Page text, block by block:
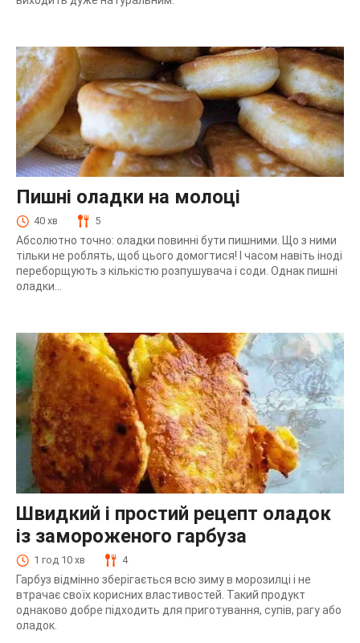
Пишні оладки на молоці
40 хв 5
Абсолютно точно: оладки повинні бути пишними. Що з ними
тільки не роблять, щоб цього домогтися! І часом навіть іноді
переборщують з кількістю розпушувача і соди. Однак пишні
оладки...
Швидкий і простий рецепт оладок
із замороженого гарбуза
1 год 10 хв 4
Гарбуз відмінно зберігається всю зиму в морозилці і не
втрачає своїх корисних властивостей. Такий продукт
однаково добре підходить для приготування, супів, рагу або
оладок.